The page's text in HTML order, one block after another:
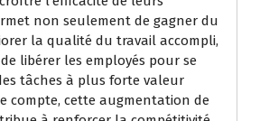
non seulement de gagner du
la qualité du travail accompli,
libérer les employés pour se
tâches à plus forte valeur
compte, cette augmentation de